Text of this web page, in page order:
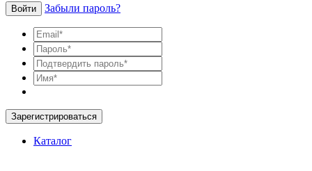
Войти Забыли пароль?
Зарегистрироваться
Каталог